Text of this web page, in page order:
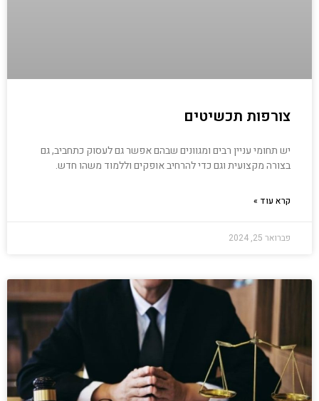
צורפות תכשיטים
יש תחומי עניין רבים ומגוונים שבהם אפשר גם לעסוק כתחביב, גם
בצורה מקצועית וגם כדי להרחיב אופקים וללמוד משהו חדש.
קרא עוד »
פברואר 25, 2024